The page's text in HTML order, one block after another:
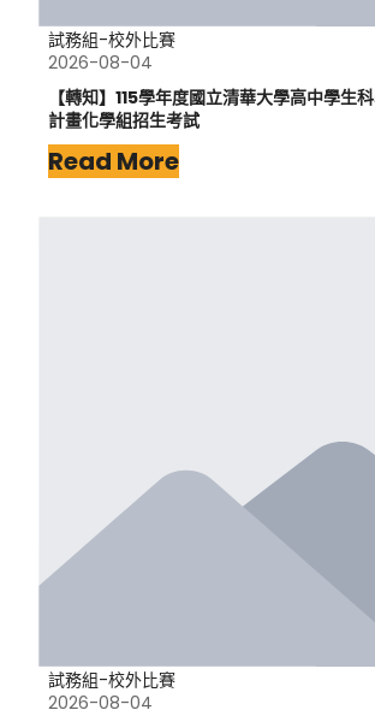
試務組-校外比賽
2026-08-04
【轉知】115學年度國立清華大學高中學生
計畫化學組招生考試
Read More
試務組-校外比賽
2026-08-04